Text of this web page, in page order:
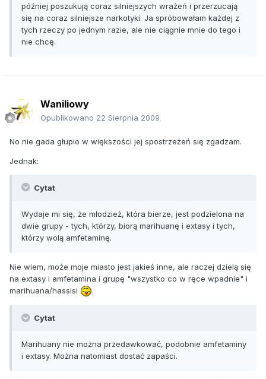
później poszukują coraz silniejszych wrażeń i przerzucają
się na coraz silniejsze narkotyki. Ja spróbowałam każdej z
tych rzeczy po jednym razie, ale nie ciągnie mnie do tego i
nie chcę.
Waniliowy
Opublikowano 22 Sierpnia 2009
No nie gada głupio w większości jej spostrzeżeń się zgadzam.
Jednak:
Cytat
Wydaje mi się, że młodzież, która bierze, jest podzielona na
dwie grupy - tych, którzy, biorą marihuanę i extasy i tych,
którzy wolą amfetaminę.
Nie wiem, może moje miasto jest jakieś inne, ale raczej dzielą się
na extasy i amfetamina i grupę "wszystko co w ręce wpadnie" i
marihuana/hassisi
.
Cytat
Marihuany nie można przedawkować, podobnie amfetaminy
i extasy. Można natomiast dostać zapaści.